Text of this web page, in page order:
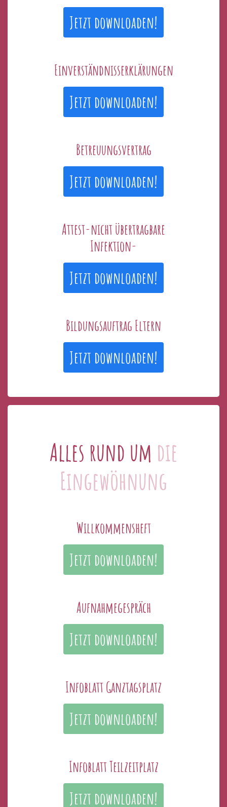
Jetzt downloaden!
Einverständnisserklärungen
Jetzt downloaden!
Betreuungsvertrag
Jetzt downloaden!
Attest-nicht übertragbare
Infektion-
Jetzt downloaden!
Bildungsauftrag Eltern
Jetzt downloaden!
Alles rund um die
Eingewöhnung
Willkommensheft
Jetzt downloaden!
Aufnahmegespräch
Jetzt downloaden!
Infoblatt Ganztagsplatz
Jetzt downloaden!
Infoblatt Teilzeitplatz
Jetzt downloaden!